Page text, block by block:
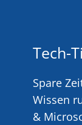
Tech-
Spare
Wissen
&